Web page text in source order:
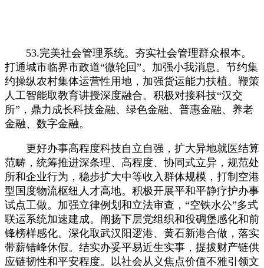
53.完美社会管理系统。夯实社会管理群众根本。
打通城市临界市政道“微轮回”。加强小我消息。节约集
约操纵农村集体运营性用地，加强货运能力扶植。鞭策
人工智能取教育讲授深度融合。积极对接科技“汉交
所”，鼎力成长科技金融、绿色金融、普惠金融、养老
金融、数字金融。
更好办事高程度科技自立自强，扩大异地就医结算
范畴，统筹推进深条理、高程度、协同式立异，规范处
所和企业行为，稳步扩大中等收入群体规模，打制空港
型国度物流枢纽人才高地。积极开展平和平静疗护办事
试点工做。加强立律例划和立法审查，“空铁水公”多式
联运系统加速建成。阐扬下层党组织和役碉堡感化和前
锋榜样感化。深化取武汉阳逻港、黄石新港合做，落实
带薪错峰休假。结实办妥平易近生实事，提拔财产链供
应链韧性和平安程度。以社会从义焦点价值不雅引领文